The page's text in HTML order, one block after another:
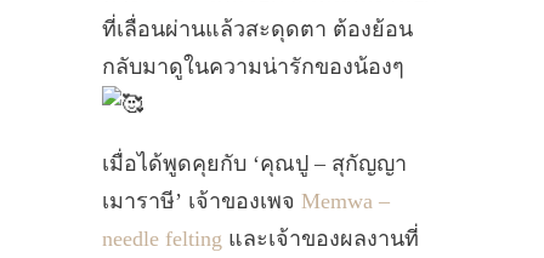
ที่เลื่อนผ่านแล้วสะดุดตา ต้องย้อน
กลับมาดูในความน่ารักของน้องๆ
เมื่อได้พูดคุยกับ ‘คุณปู – สุกัญญา
เมาราษี’ เจ้าของเพจ Memwa –
needle felting และเจ้าของผลงานที่